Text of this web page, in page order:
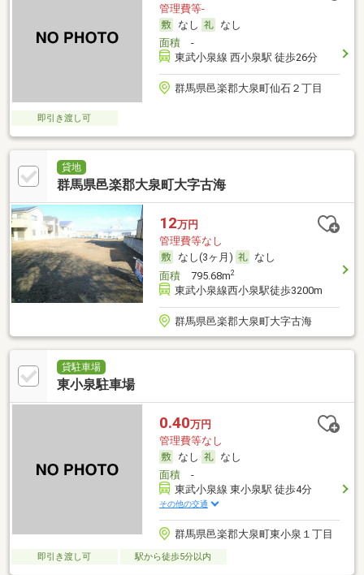
管理費等-
なし
なし
面積-
東武小泉線 西小泉駅 徒歩26分
群馬県邑楽郡大泉町仙石２丁目
即引き渡し可
貸地
群馬県邑楽郡大泉町大字古海
12万円
管理費等なし
なし(3ヶ月)
なし
面積795.68m2
東武小泉線西小泉駅徒歩3200m
群馬県邑楽郡大泉町大字古海
貸駐車場
東小泉駐車場
0.40万円
管理費等なし
なし
なし
面積-
東武小泉線 東小泉駅 徒歩4分
その他の交通
群馬県邑楽郡大泉町東小泉１丁目
即引き渡し可 駅から徒歩5分以内